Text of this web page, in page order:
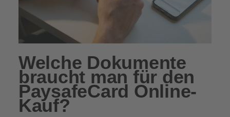
Welche Dokumente
braucht man für den
PaysafeCard Online-
Kauf?